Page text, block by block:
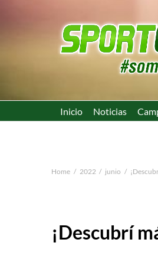
Inicio Noticias
Home 2022 junio
¡Descubrí